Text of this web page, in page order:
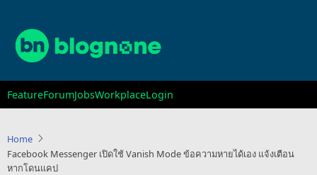
main
content
Main
navigation
FeatureForumJobsWorkplaceLogin
Home
Facebook Messenger เปิดใช้ Vanish Mode ข้อความหายได้เอง แจ้งเตือน
หากโดนแคป